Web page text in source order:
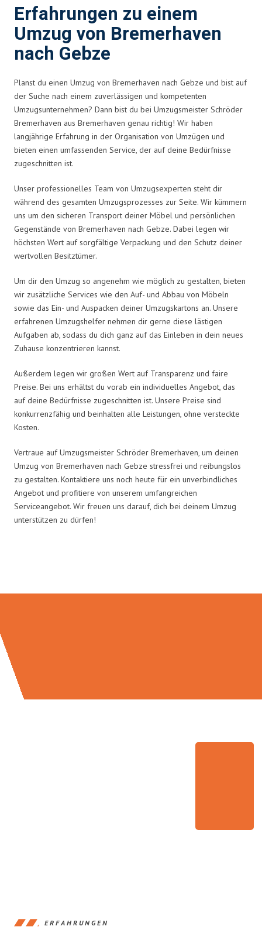
Erfahrungen zu einem
Umzug von Bremerhaven
nach Gebze
Planst du einen Umzug von Bremerhaven nach Gebze und bist auf
der Suche nach einem zuverlässigen und kompetenten
Umzugsunternehmen? Dann bist du bei Umzugsmeister Schröder
Bremerhaven aus Bremerhaven genau richtig! Wir haben
langjährige Erfahrung in der Organisation von Umzügen und
bieten einen umfassenden Service, der auf deine Bedürfnisse
zugeschnitten ist.
Unser professionelles Team von Umzugsexperten steht dir
während des gesamten Umzugsprozesses zur Seite. Wir kümmern
uns um den sicheren Transport deiner Möbel und persönlichen
Gegenstände von Bremerhaven nach Gebze. Dabei legen wir
höchsten Wert auf sorgfältige Verpackung und den Schutz deiner
wertvollen Besitztümer.
Um dir den Umzug so angenehm wie möglich zu gestalten, bieten
wir zusätzliche Services wie den Auf- und Abbau von Möbeln
sowie das Ein- und Auspacken deiner Umzugskartons an. Unsere
erfahrenen Umzugshelfer nehmen dir gerne diese lästigen
Aufgaben ab, sodass du dich ganz auf das Einleben in dein neues
Zuhause konzentrieren kannst.
Außerdem legen wir großen Wert auf Transparenz und faire
Preise. Bei uns erhältst du vorab ein individuelles Angebot, das
auf deine Bedürfnisse zugeschnitten ist. Unsere Preise sind
konkurrenzfähig und beinhalten alle Leistungen, ohne versteckte
Kosten.
Vertraue auf Umzugsmeister Schröder Bremerhaven, um deinen
Umzug von Bremerhaven nach Gebze stressfrei und reibungslos
zu gestalten. Kontaktiere uns noch heute für ein unverbindliches
Angebot und profitiere von unserem umfangreichen
Serviceangebot. Wir freuen uns darauf, dich bei deinem Umzug
unterstützen zu dürfen!
ERFAHRUNGEN